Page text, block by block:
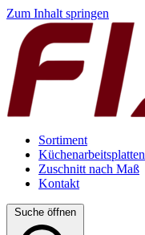
Zum Inhalt springen
Sortiment
Küchenarbeitsplatten
Zuschnitt nach Maß
Kontakt
Suche öffnen